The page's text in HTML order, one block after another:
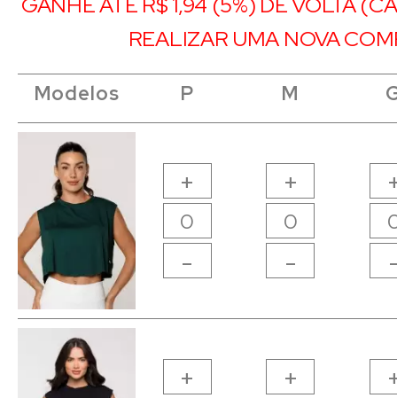
REALIZAR UMA NOVA
Modelos P M
+
-
+
-
+ +
Modelos
Modelos
Modelos P M